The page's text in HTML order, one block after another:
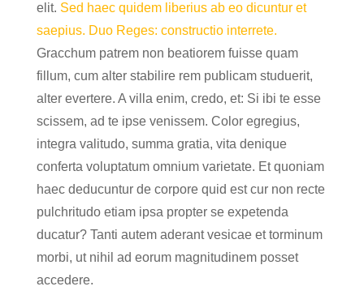
elit. Sed haec quidem liberius ab eo dicuntur et
saepius. Duo Reges: constructio interrete.
Gracchum patrem non beatiorem fuisse quam
fillum, cum alter stabilire rem publicam studuerit,
alter evertere. A villa enim, credo, et: Si ibi te esse
scissem, ad te ipse venissem. Color egregius,
integra valitudo, summa gratia, vita denique
conferta voluptatum omnium varietate. Et quoniam
haec deducuntur de corpore quid est cur non recte
pulchritudo etiam ipsa propter se expetenda
ducatur? Tanti autem aderant vesicae et torminum
morbi, ut nihil ad eorum magnitudinem posset
accedere.